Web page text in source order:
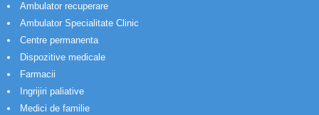
Ambulator recuperare
Ambulator Specialitate Clinic
Centre permanenta
Dispozitive medicale
Farmacii
Ingrijiri paliative
Medici de familie